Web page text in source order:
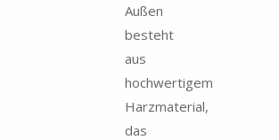
Außen
besteht
aus
hochwertigem
Harzmaterial,
das